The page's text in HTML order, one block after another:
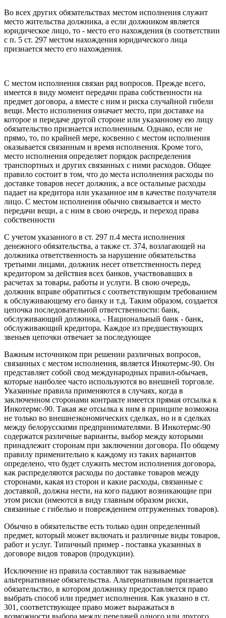
Во всех других обязательствах местом исполнения служит
место жительства должника, а если должником является
юридическое лицо, то - место его нахождения (в соответствии
с п. 5 ст. 297 местом нахождения юридического лица
признается место его нахождения.
С местом исполнения связан ряд вопросов. Прежде всего,
имеется в виду момент передачи права собственности на
предмет договора, а вместе с ним и риска случайной гибели
вещи. Место исполнения означает место, при доставке на
которое и передаче другой стороне или указанному ею лицу
обязательство признается исполненным. Однако, если не
прямо, то, по крайней мере, косвенно с местом исполнения
оказывается связанным и время исполнения. Кроме того,
место исполнения определяет порядок распределения
транспортных и других связанных с ними расходов. Общее
правило состоит в том, что до места исполнения расходы по
доставке товаров несет должник, а все остальные расходы
падает на кредитора или указанное им в качестве получателя
лицо. С местом исполнения обычно связывается и место
передачи вещи, а с ним в свою очередь, и переход права
собственности
С учетом указанного в ст. 297 п.4 места исполнения
денежного обязательства, а также ст. 374, возлагающей на
должника ответственность за нарушение обязательства
третьими лицами, должник несет ответственность перед
кредитором за действия всех банков, участвовавших в
расчетах за товары, работы и услуги. В свою очередь,
должник вправе обратиться с соответствующим требованием
к обслуживающему его банку и т.д. Таким образом, создается
цепочка последовательной ответственности: банк,
обслуживающий должника, - Национальный банк - банк,
обслуживающий кредитора. Каждое из предшествующих
звеньев цепочки отвечает за последующее
Важным источником при решении различных вопросов,
связанных с местом исполнения, является Инкотермс-90. Он
представляет собой свод международных правил-обычаев,
которые наиболее часто используются во внешней торговле.
Указанные правила применяются в случаях, когда в
заключенном сторонами контракте имеется прямая отсылка к
Инкотермс-90. Такая же отсылка к ним в принципе возможна
не только во внешнеэкономических сделках, но и в сделках
между белорусскими предпринимателями. В Инкотермс-90
содержатся различные варианты, выбор между которыми
принадлежит сторонам при заключении договора. По общему
правилу применительно к каждому из таких вариантов
определено, что будет служить местом исполнения договора,
как распределяются расходы по доставке товаров между
сторонами, какая из сторон и какие расходы, связанные с
доставкой, должна нести, на кого падают возникающие при
этом риски (имеются в виду главным образом риски,
связанные с гибелью и повреждением отгруженных товаров).
Обычно в обязательстве есть только один определенный
предмет, который может включать и различные виды товаров,
работ и услуг. Типичный пример - поставка указанных в
договоре видов товаров (продукции).
Исключение из правила составляют так называемые
альтернативные обязательства. Альтернативным признается
обязательство, в котором должнику предоставляется право
выбрать способ или предмет исполнения. Как указано в ст.
301, соответствующее право может выражаться в
возможности выбора между передачей одного или другого